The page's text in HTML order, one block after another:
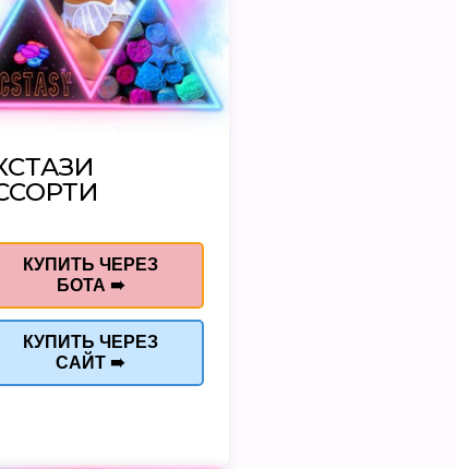
КУПИТЬ ЧЕРЕЗ
БОТА ➠
КУПИТЬ ЧЕРЕЗ
САЙТ ➠